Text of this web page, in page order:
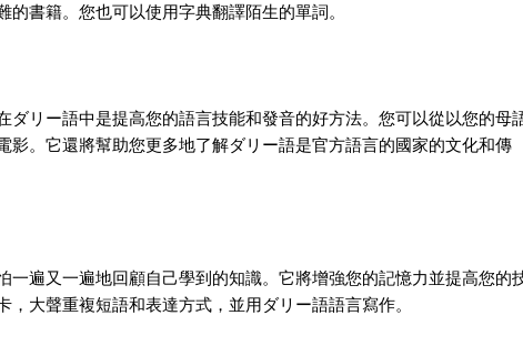
書籍。您也可以使用字典翻譯陌生的單詞。
ダリー語中是提高您的語言技能和發音的好方法。您可以從以您的母
影。它還將幫助您更多地了解ダリー語是官方語言的國家的文化和傳
一遍又一遍地回顧自己學到的知識。它將增強您的記憶力並提高您的
大聲重複短語和表達方式，並用ダリー語語言寫作。